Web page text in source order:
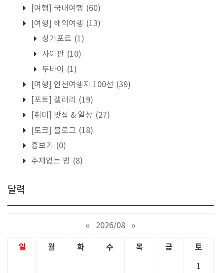
[여행] 국내여행 (60)
[여행] 해외여행 (13)
싱가포르 (1)
사이판 (10)
두바이
(1)
[여행] 인천여행지 100선 (39)
[포토] 갤러리
(19)
[취미] 맛집 & 일상 (27)
[토크] 블로그 (18)
흉보기
(0)
주제없는 방 (8)
달력
« 2026/08 »
일 월 화 수 목 금 토
1